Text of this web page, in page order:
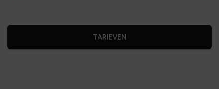
TARIEVEN